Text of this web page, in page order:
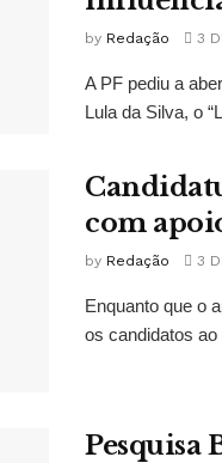
by Redação 3
A PF pediu a
Lula da Silva, o
com
by Redação 3
Enquanto que o
os candidatos ao
Pesquisa